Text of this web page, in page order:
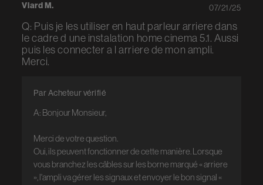
Viard M.
Q: Puis je les utiliser en haut parleur arriere dans
le cadre d une instalation home cinema 5.1. Aussi
puis les connecter a l arriere de mon ampli.
Merci.
A: Bonjour Monsieur,
Merci de votre question.
Oui, ils peuvent fonctionner de cette manière. Lorsque
vous branchez les câbles sur les borne marqué « arriere
», l'ampli va gérer les signaux et envoyer le bon signal «
Par Acheteur vérifié
07/21/25